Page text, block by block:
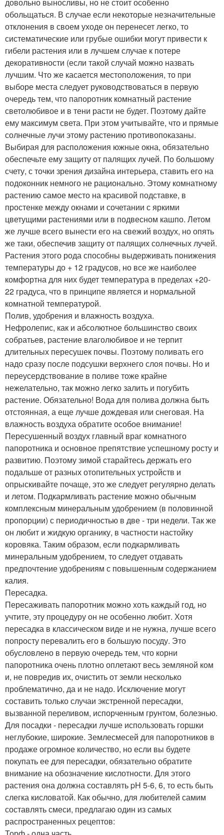
обольщаться. В случае если некоторые незначительные
отклонения в своем уходе он перенесет легко, то
систематические или грубые ошибки могут привести к
гибели растения или в лучшем случае к потере
декоративности (если такой случай можно назвать
лучшим. Что же касается местоположения, то при
выборе места следует руководствоваться в первую
очередь тем, что папоротник комнатный растение
светолюбивое и в тени расти не будет. Поэтому дайте
ему максимум света. При этом учитывайте, что и прямые
солнечные лучи этому растению противопоказаны.
Выбирая для расположения южные окна, обязательно
обеспечьте ему защиту от палящих лучей. По большому
счету, с точки зрения дизайна интерьера, ставить его на
подоконник немного не рационально. Этому комнатному
растению самое место на красивой подставке, в
простенке между окнами и сочетании с яркими
цветущими растениями или в подвесном кашпо. Летом
же лучше всего вынести его на свежий воздух, но опять
же таки, обеспечив защиту от палящих солнечных лучей.
Растения этого рода способны выдерживать понижения
температуры до + 12 градусов, но все же наиболее
комфортна для них будет температура в пределах +20-
22 градуса, что в принципе является и нормальной
комнатной температурой.
Полив, удобрения и влажность воздуха.
Нефролепис, как и абсолютное большинство своих
собратьев, растение влаголюбивое и не терпит
длительных пересушек почвы. Поэтому поливать его
надо сразу после подсушки верхнего слоя почвы. Но и
переусердствование в поливе тоже крайне
нежелательно, так можно легко залить и погубить
растение. Обязательно! Вода для полива должна быть
отстоянная, а еще лучше дождевая или снеговая. На
влажность воздуха обратите особое внимание!
Пересушенный воздух главный враг комнатного
папоротника и основное препятствие успешному росту и
развитию. Поэтому зимой старайтесь держать его
подальше от разных отопительных устройств и
опрыскивайте почаще, это же следует регулярно делать
и летом. Подкармливать растение можно обычным
комплексным минеральным удобрением (в половинной
пропорции) с периодичностью в две - три недели. Так же
он любит и жидкую органику, в частности настойку
коровяка. Таким образом, если подкармливать
минеральным удобрением, то следует отдавать
предпочтение удобрениям с повышенным содержанием
калия.
Пересадка.
Пересаживать папоротник можно хоть каждый год, но
учтите, эту процедуру он не особенно любит. Хотя
пересадка в классическом виде и не нужна, лучше всего
попросту перевалить его в большую посуду. Это
обусловлено в первую очередь тем, что корни
папоротника очень плотно оплетают весь земляной ком
и, не повредив их, очистить от земли несколько
проблематично, да и не надо. Исключение могут
составить только случаи экстренной пересадки,
вызванной переливом, испорченным грунтом, болезнью.
Для посадки - пересадки лучше использовать горшки
неглубокие, широкие. Землесмесей для папоротников в
продаже огромное количество, но если вы будете
покупать ее для пересадки, обязательно обратите
внимание на обозначение кислотности. Для этого
растения она должна составлять pH 5-6, 6, то есть быть
слегка кисловатой. Как обычно, для любителей самим
составлять смеси, предлагаю один из самых
распространенных рецептов: